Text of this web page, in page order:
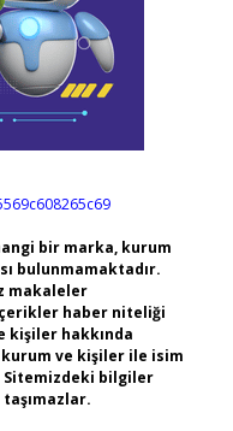
bir marka, kurum
bulunmamaktadır.
makaleler
haber niteliği
kişiler hakkında
kurum ve kişiler ile isim
bilgiler